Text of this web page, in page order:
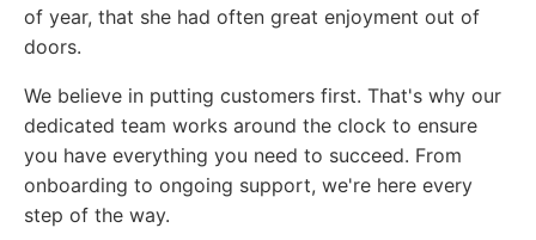
of year, that she had often great enjoyment out of
doors.
We believe in putting customers first. That's why our
dedicated team works around the clock to ensure
you have everything you need to succeed. From
onboarding to ongoing support, we're here every
step of the way.